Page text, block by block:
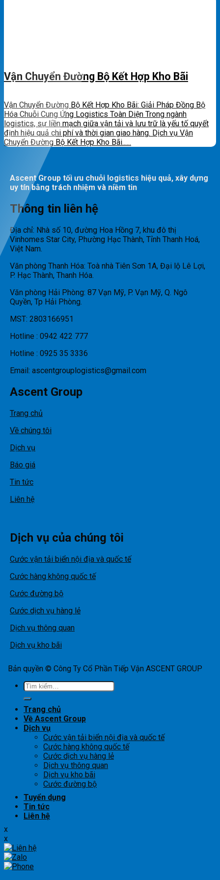
Vận Chuyển Đường Bộ Kết Hợp Kho Bãi
Vận Chuyển Đường Bộ Kết Hợp Kho Bãi: Giải Pháp Đồng Bộ
Hóa Chuỗi Cung Ứng Logistics Toàn Diện Trong ngành
logistics, sự liền mạch giữa vận tải và lưu trữ là yếu tố quyết
định hiệu quả chi phí và thời gian giao hàng. Dịch vụ Vận
Chuyển Đường Bộ Kết Hợp Kho Bãi......
Ascent Group tối ưu chuỗi logistics hiệu quả, xây dựng
uy tín bằng trách nhiệm và niềm tin
Thông tin liên hệ
Địa chỉ: Nhà số 10, đường Hoa Hồng 7, khu đô thị
Vinhomes Star City, Phường Hạc Thành, Tỉnh Thanh Hoá,
Việt Nam.
Văn phòng Thanh Hóa: Toà nhà Tiên Sơn 1A, Đại lộ Lê Lợi,
P. Hạc Thành, Thanh Hóa.
Văn phòng Hải Phòng: 87 Vạn Mỹ, P. Vạn Mỹ, Q. Ngô
Quyền, Tp Hải Phòng.
MST: 2803166951
Hotline : 0942 422 777
Hotline : 0925 35 3336
Email: ascentgrouplogistics@gmail.com
Ascent Group
Trang chủ
Về chúng tôi
Dịch vụ
Báo giá
Tin tức
Liên hệ
Dịch vụ của chúng tôi
Cước vận tải biển nội địa và quốc tế
Cước hàng không quốc tế
Cước đường bộ
Cước dịch vụ hàng lẻ
Dịch vụ thông quan
Dịch vụ kho bãi
Bản quyền © Công Ty Cổ Phần Tiếp Vận ASCENT GROUP
Tìm
kiếm:
Trang chủ
Về Ascent Group
Dịch vụ
Cước vận tải biển nội địa và quốc tế
Cước hàng không quốc tế
Cước dịch vụ hàng lẻ
Dịch vụ thông quan
Dịch vụ kho bãi
Cước đường bộ
Tuyển dụng
Tin tức
Liên hệ
x
x